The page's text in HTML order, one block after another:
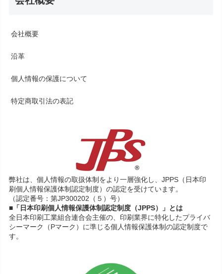
会社概要
沿革
個人情報の保護について
特定商取引法の表記
弊社は、個人情報の取扱体制をより一層強化し、JPPS（日本印
刷個人情報保護体制認定制度）の認定を受けています。
（認定番号：第JP300202（５）号）
■「日本印刷個人情報保護体制認定制度（JPPS）」とは
全日本印刷工業組合連合会主催の、印刷業界に特化したプライバ
シーマーク（Pマーク）に準じる個人情報保護体制の認定制度で
す。